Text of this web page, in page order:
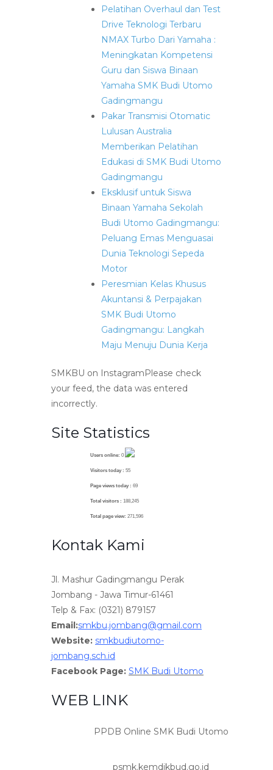
Pelatihan Overhaul dan Test
Drive Teknologi Terbaru
NMAX Turbo Dari Yamaha :
Meningkatan Kompetensi
Guru dan Siswa Binaan
Yamaha SMK Budi Utomo
Gadingmangu
Pakar Transmisi Otomatic
Lulusan Australia
Memberikan Pelatihan
Edukasi di SMK Budi Utomo
Gadingmangu
Eksklusif untuk Siswa
Binaan Yamaha Sekolah
Budi Utomo Gadingmangu:
Peluang Emas Menguasai
Dunia Teknologi Sepeda
Motor
Peresmian Kelas Khusus
Akuntansi & Perpajakan
SMK Budi Utomo
Gadingmangu: Langkah
Maju Menuju Dunia Kerja
SMKBU on InstagramPlease check
your feed, the data was entered
incorrectly.
Site Statistics
Users online: 0
Visitors today : 55
Page views today : 69
Total visitors : 188,245
Total page view: 271,596
Kontak Kami
Jl. Mashur Gadingmangu Perak
Jombang - Jawa Timur-61461
Telp & Fax: (0321) 879157
Email:smkbu.jombang@gmail.com
Website: smkbudiutomo-
jombang.sch.id
Facebook Page: SMK Budi Utomo
WEB LINK
PPDB Online SMK Budi Utomo
psmk.kemdikbud.go.id